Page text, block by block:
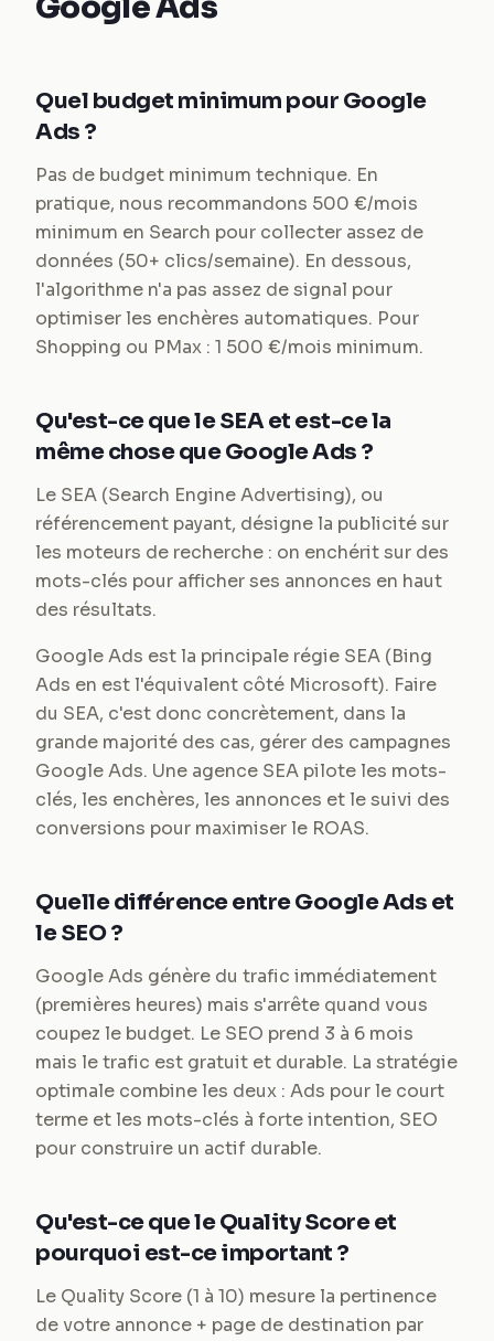
Quel budget minimum pour Google
Ads ?
Pas de budget minimum technique. En
pratique, nous recommandons 500 €/mois
minimum en Search pour collecter assez de
données (50+ clics/semaine). En dessous,
l'algorithme n'a pas assez de signal pour
optimiser les enchères automatiques. Pour
Shopping ou PMax : 1 500 €/mois minimum.
Qu'est-ce que le SEA et est-ce la
même chose que Google Ads ?
Le SEA (Search Engine Advertising), ou
référencement payant, désigne la publicité sur
les moteurs de recherche : on enchérit sur des
mots-clés pour afficher ses annonces en haut
des résultats.
Google Ads est la principale régie SEA (Bing
Ads en est l'équivalent côté Microsoft). Faire
du SEA, c'est donc concrètement, dans la
grande majorité des cas, gérer des campagnes
Google Ads. Une agence SEA pilote les mots-
clés, les enchères, les annonces et le suivi des
conversions pour maximiser le ROAS.
Quelle différence entre Google Ads et
le SEO ?
Google Ads génère du trafic immédiatement
(premières heures) mais s'arrête quand vous
coupez le budget. Le SEO prend 3 à 6 mois
mais le trafic est gratuit et durable. La stratégie
optimale combine les deux : Ads pour le court
terme et les mots-clés à forte intention, SEO
pour construire un actif durable.
Qu'est-ce que le Quality Score et
pourquoi est-ce important ?
Le Quality Score (1 à 10) mesure la pertinence
de votre annonce + page de destination par